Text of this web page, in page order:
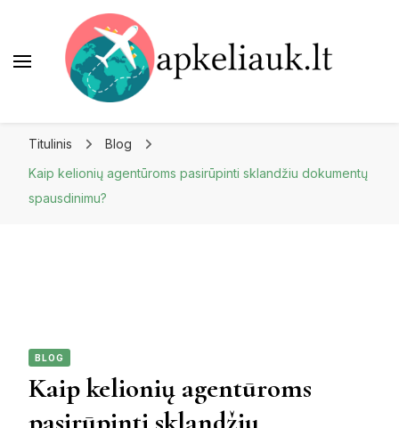
Titulinis
Blog
Kaip kelionių agentūroms pasirūpinti sklandžiu dokumentų
spausdinimu?
BLOG
Kaip kelionių agentūroms